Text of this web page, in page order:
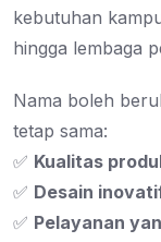
kebutuhan
hingga lembaga
Nama boleh
tetap sama:
✅ Kualitas
✅ Desain
✅ Pelayanan